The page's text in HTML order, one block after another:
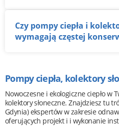
Czy pompy ciepła i kolektory słoneczne
wymagają częstej
Pompy ciepła, kolektory
Nowoczesne i ekologiczne ciepło w
kolektory słoneczne. Znajdziesz tu
Gdynia) ekspertów w zakresie
oferujących projekt i i wykonanie